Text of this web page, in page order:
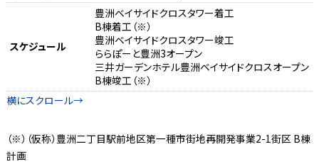
スケジュール
豊洲ベイサイドクロスタワー着工
B棟着工（※）
豊洲ベイサイドクロスタワー竣工
ららぽーと豊洲3オープン
三井ガーデンホテル豊洲ベイサイドクロスオープン
B棟竣工（※）
（※）（仮称）豊洲二丁目駅前地区第一種市街地再開発事業2-1街区 B棟
計画